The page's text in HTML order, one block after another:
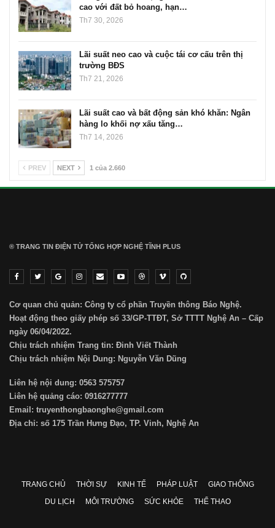
cao với đất bỏ hoang, hạn…
Th7 30, 2026
Lãi suất neo cao và cuộc tái cơ cấu trên thị
trường BĐS
Th7 21, 2026
Lãi suất cao và bất động sản khó khăn: Ngân
hàng lo khối nợ xấu tăng…
Th7 14, 2026
PREV NEXT 1 của 2.660
® TRANG TIN ĐIỆN TỬ ТỔNG HỢP NGHỆ TĨNH PLUS
Cơ quan chủ quản: Công ty cổ phần Truyền thông Báo Nghệ.
Hoạt động theo giấy phép số 33/GP-TTĐT, Sở TTTT Nghệ An – Cấp
ngày 06/04/2022.
Chịu trách nhiệm Trang tin: Đinh Viết Thành
Chịu trách nhiệm Nội Dung: Nguyễn Văn Dũng
Liên hệ nội dung: 0563 575757
Liên hệ quảng cáo: 0916277777
Email: truyenthongbaonghe@gmail.com
Địa chỉ: số 175 Trần Hưng Đạo, TP. Vinh, Nghệ An
TRANG CHỦ THỜI SỰ KINH TẾ PHÁP LUẬT
GIAO THÔNG
DU LỊCH
MÔI TRƯỜNG SỨC KHỎE THỂ THAO